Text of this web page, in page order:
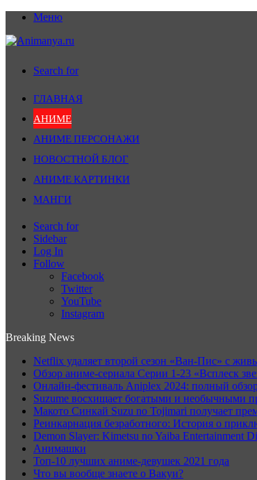
Меню
Search for
ГЛАВНАЯ
АНИМЕ
АНИМЕ ПЕРСОНАЖИ
НОВОСТНОЙ БЛОГ
АНИМЕ КАРТИНКИ
МАНГИ
Search for
Sidebar
Log In
Follow
Facebook
Twitter
YouTube
Instagram
Breaking News
Netflix удаляет второй сезон «Ван-Пис» с
Обзор аниме-сериала Серии 1-23 «Всплеск
Онлайн-фестиваль Aniplex 2024: полный
Suzume восхищает богатыми и необычными
Макото Синкай Suzu no Tojimari получает
Реинкарнация безработного: История о
Demon Slayer: Kimetsu no Yaiba
Анимашки
Топ-10 лучших аниме-девушек 2021 года
Что вы вообще знаете о Вакуи?